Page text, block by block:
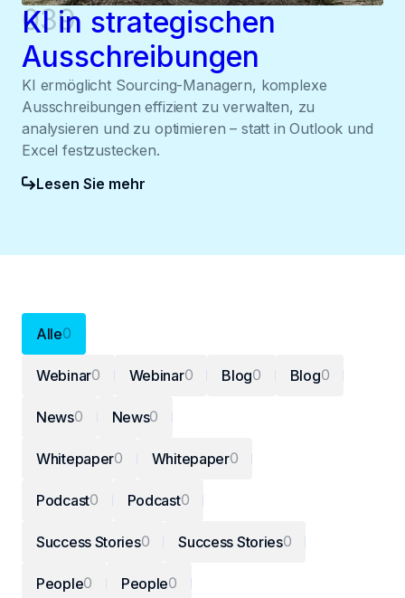
039
KI in strategischen
Ausschreibungen
KI ermöglicht Sourcing-Managern, komplexe
Ausschreibungen effizient zu verwalten, zu
analysieren und zu optimieren – statt in Outlook und
Excel festzustecken.
Lesen Sie mehr
Alle0
Webinar0 Webinar0 Blog0 Blog0
News0 News0
Whitepaper0 Whitepaper0
Podcast0 Podcast0
Success Stories0 Success Stories0
People0 People0